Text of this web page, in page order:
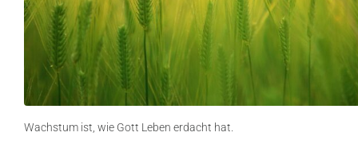
Wachstum ist, wie Gott Leben erdacht hat.